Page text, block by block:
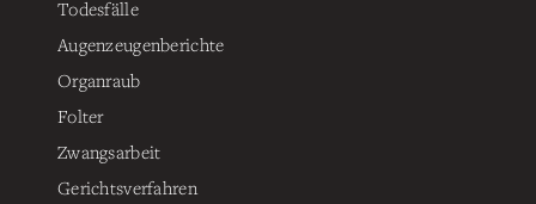
Todesfälle
Augenzeugenberichte
Organraub
Folter
Zwangsarbeit
Gerichtsverfahren